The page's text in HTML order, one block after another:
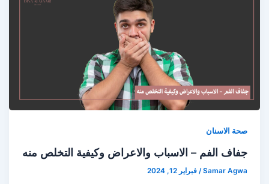
صحة الاسنان
جفاف الفم – الاسباب والاعراض وكيفية التخلص منه
Samar Agwa
/فبراير 12, 2024